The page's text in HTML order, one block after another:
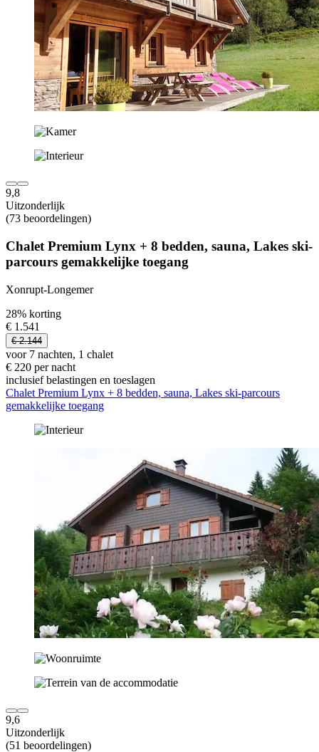
9,8
Uitzonderlijk
(73 beoordelingen)
Chalet Premium Lynx + 8 bedden, sauna, Lakes ski-
parcours gemakkelijke toegang
Xonrupt-Longemer
28% korting
€ 1.541
€ 2.144
voor 7 nachten, 1 chalet
€ 220 per nacht
inclusief belastingen en toeslagen
Chalet Premium Lynx + 8 bedden, sauna, Lakes ski-parcours
gemakkelijke toegang
9,6
Uitzonderlijk
(51 beoordelingen)